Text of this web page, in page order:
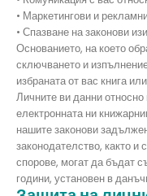
• Маркетингови и
• Спазване на законови
Основанието, на което
сключването и
избраната от вас книга
Личните ви данни
електронната ни
нашите законови
законодателство, както
спорове, могат да бъдат
години, установен в